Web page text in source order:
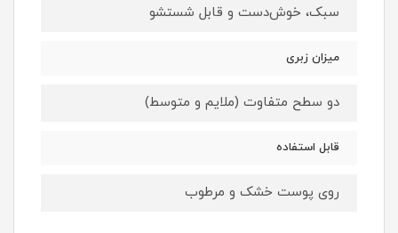
سبک، خوش‌دست و قابل شستشو
میزان زبری
دو سطح متفاوت (ملایم و متوسط)
قابل استفاده
روی پوست خشک و مرطوب